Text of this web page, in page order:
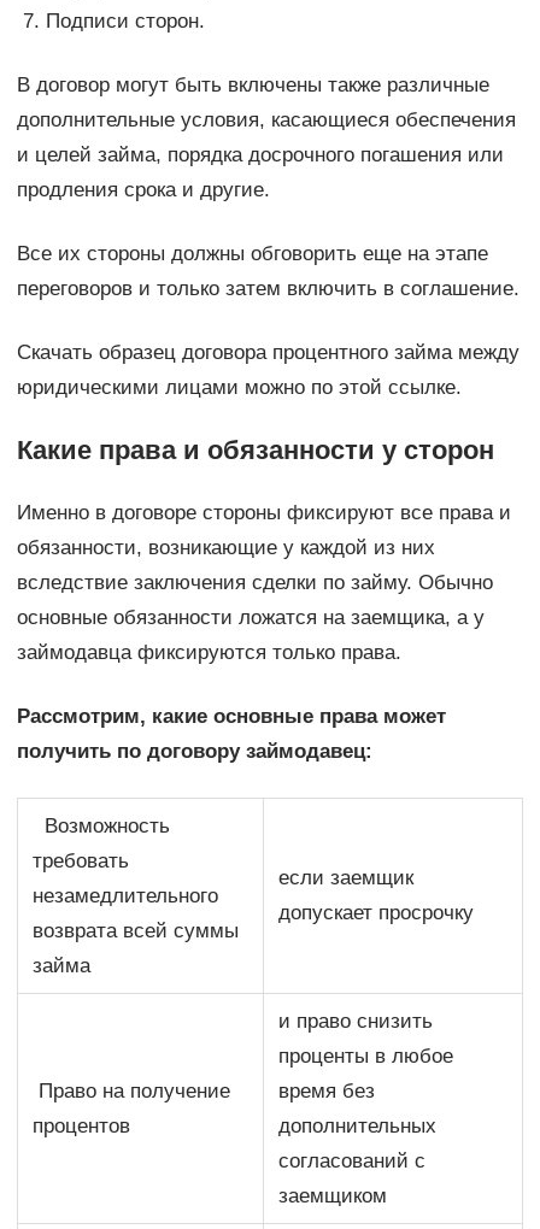
Подписи сторон.
В договор могут быть включены также различные
дополнительные условия, касающиеся обеспечения
и целей займа, порядка досрочного погашения или
продления срока и другие.
Все их стороны должны обговорить еще на этапе
переговоров и только затем включить в соглашение.
Скачать образец договора процентного займа между
юридическими лицами можно по этой ссылке.
Какие права и обязанности у сторон
Именно в договоре стороны фиксируют все права и
обязанности, возникающие у каждой из них
вследствие заключения сделки по займу. Обычно
основные обязанности ложатся на заемщика, а у
займодавца фиксируются только права.
Рассмотрим, какие основные права может
получить по договору займодавец:
Возможность
требовать
незамедлительного
возврата всей суммы
займа
если заемщик
допускает просрочку
Право на получение
процентов
и право снизить
проценты в любое
время без
дополнительных
согласований с
заемщиком